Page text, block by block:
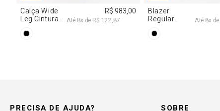
Blazer
Regular
Acetinado
R$ 1.777,00
Até 8x deR$ 222,12
Calça Jeans
Barrel
Média
Até 8x de
PRECISA DE AJUDA? SOBRE